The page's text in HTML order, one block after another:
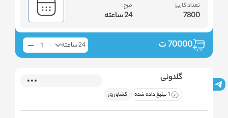
تعداد کاربر:
7800
طرح:
24 ساعته
70000ت 24 ساعته
گلدونی
1 تبلیغ داده شده کشاورزی